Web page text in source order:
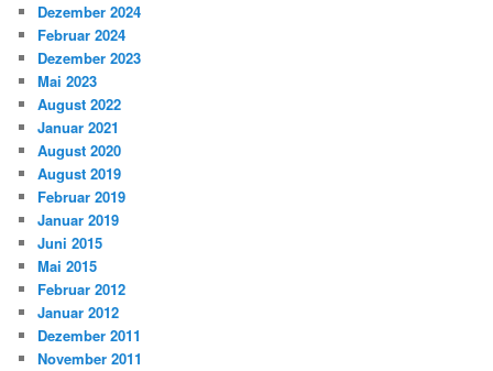
Dezember 2024
Februar 2024
Dezember 2023
Mai 2023
August 2022
Januar 2021
August 2020
August 2019
Februar 2019
Januar 2019
Juni 2015
Mai 2015
Februar 2012
Januar 2012
Dezember 2011
November 2011